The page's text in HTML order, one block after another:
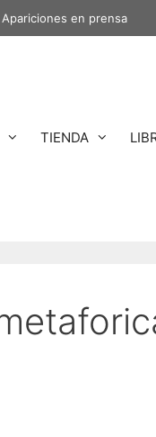
Apariciones en prensa
TIENDA